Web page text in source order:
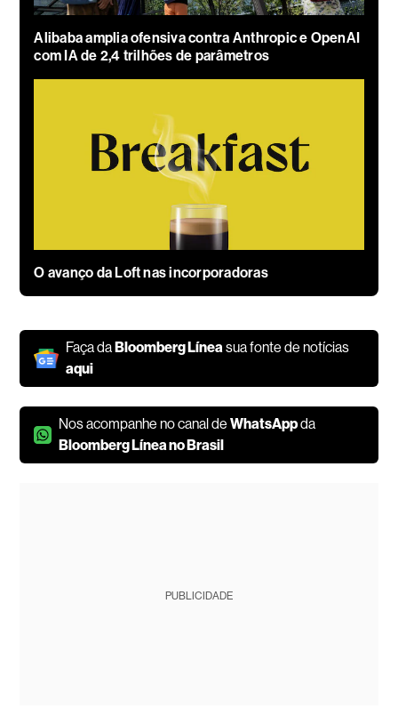
Alibaba amplia ofensiva contra Anthropic e OpenAI
com IA de 2,4 trilhões de parâmetros
O avanço da Loft nas incorporadoras
Faça daBloomberg Líneasua fonte de notícias
aqui
Nos acompanhe no canal deWhatsAppda
Bloomberg Línea no Brasil
PUBLICIDADE